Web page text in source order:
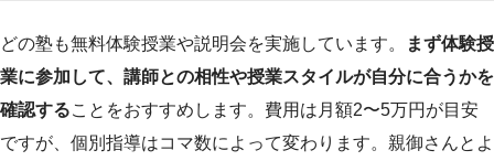
どの塾も無料体験授業や説明会を実施しています。
まず体験授
業に参加して、講師との相性や授業スタイルが自分に合うかを
確認することをおすすめします。費用は月額2〜5万円が目安
ですが、個別指導はコマ数によって変わります。親御さんとよ